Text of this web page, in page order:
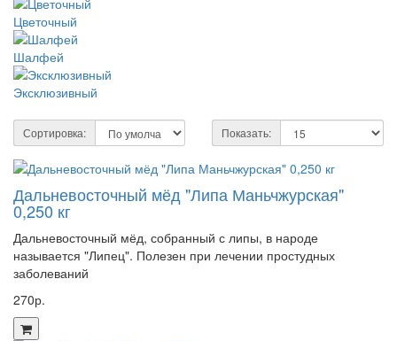
Цветочный
Шалфей
Эксклюзивный
Сортировка: Показать:
Дальневосточный мёд "Липа Маньчжурская"
0,250 кг
Дальневосточный мёд, собранный с липы, в народе
называется "Липец". Полезен при лечении простудных
заболеваний
270р.